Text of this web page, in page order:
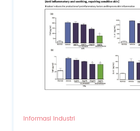
Informasi Industri